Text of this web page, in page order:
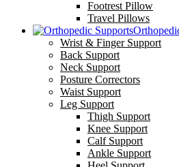
Footrest Pillow
Travel Pillows
Wrist & Finger Support
Back Support
Neck Support
Posture Correctors
Waist Support
Leg Support
Thigh Support
Knee Support
Calf Support
Ankle Support